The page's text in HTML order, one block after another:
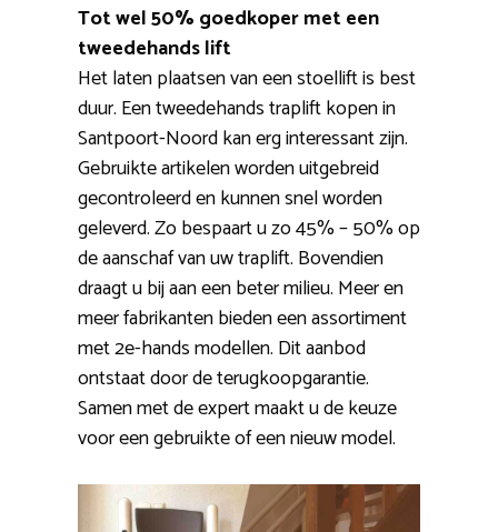
Tot wel 50% goedkoper met een
tweedehands lift
Het laten plaatsen van een stoellift is best
duur. Een tweedehands traplift kopen in
Santpoort-Noord kan erg interessant zijn.
Gebruikte artikelen worden uitgebreid
gecontroleerd en kunnen snel worden
geleverd. Zo bespaart u zo 45% – 50% op
de aanschaf van uw traplift. Bovendien
draagt u bij aan een beter milieu. Meer en
meer fabrikanten bieden een assortiment
met 2e-hands modellen. Dit aanbod
ontstaat door de terugkoopgarantie.
Samen met de expert maakt u de keuze
voor een gebruikte of een nieuw model.